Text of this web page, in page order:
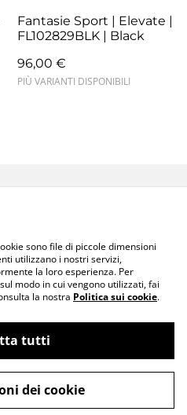
Fantasie Sport | Elevate |
FL102829BLK | Black
96,00 €
PIÙ VARIANTI DISPONIBILI
Policy
powered by
sono file di piccole dimensioni
utilizzano i nostri servizi,
la loro esperienza. Per
modo in cui vengono utilizzati, fai
la nostra Politica sui cookie.
tutti
dei cookie